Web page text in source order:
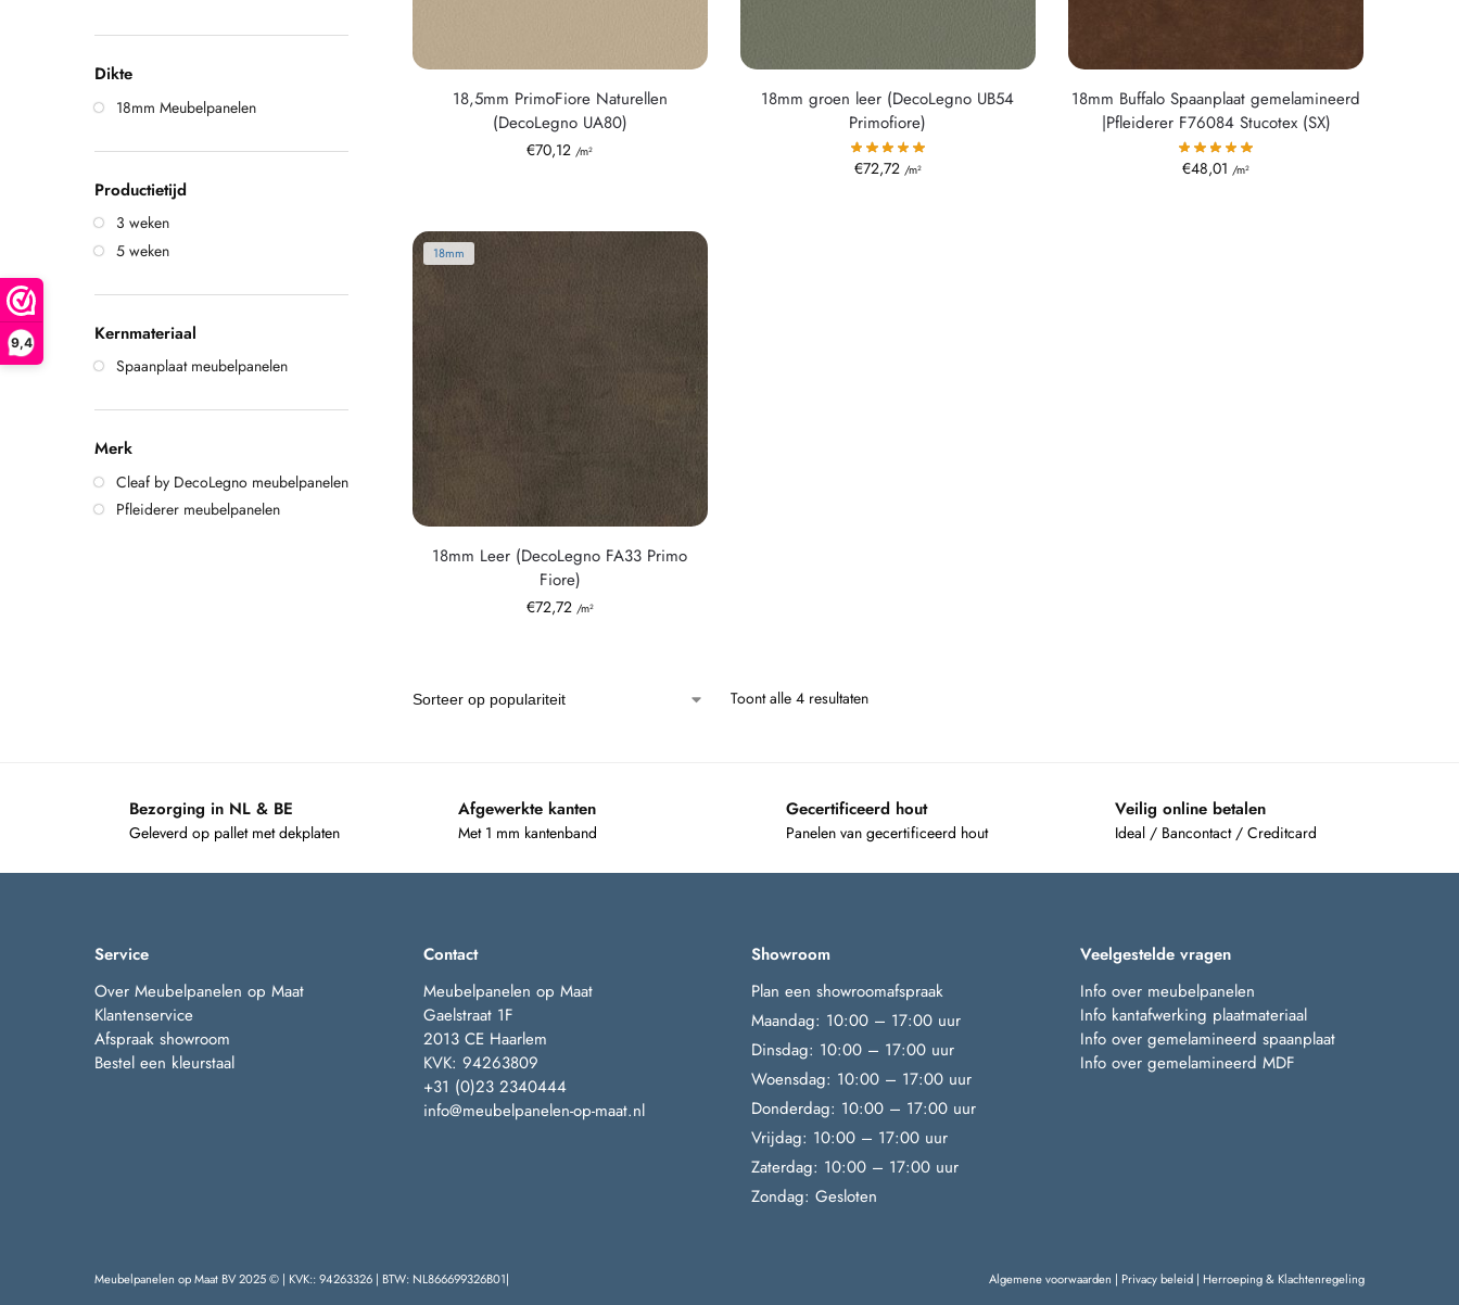
9,4
18,5mm PrimoFiore Naturellen
(DecoLegno UA80)
€70,12 /m²
18mm groen leer (DecoLegno UB54
Primofiore)
€72,72 /m²
18mm Buffalo Spaanplaat gemelamineerd
|Pfleiderer F76084 Stucotex (SX)
€48,01 /m²
18mm
18mm Leer (DecoLegno FA33 Primo
Fiore)
€72,72 /m²
Toont alle 4 resultaten
Dikte
18mm Meubelpanelen
Productietijd
3 weken
5 weken
Kernmateriaal
Spaanplaat meubelpanelen
Merk
Cleaf by DecoLegno meubelpanelen
Pfleiderer meubelpanelen
Bezorging in NL & BE
Geleverd op pallet met dekplaten
Afgewerkte kanten
Met 1 mm kantenband
Gecertificeerd hout
Panelen van gecertificeerd hout
Veilig online betalen
Ideal / Bancontact / Creditcard
Service
Over Meubelpanelen op Maat
Klantenservice
Afspraak showroom
Bestel een kleurstaal
Contact
Meubelpanelen op Maat
Gaelstraat 1F
2013 CE Haarlem
KVK: 94263809
+31 (0)23 2340444
info@meubelpanelen-op-maat.nl
Showroom
Plan een showroomafspraak
Maandag: 10:00 – 17:00 uur
Dinsdag: 10:00 – 17:00 uur
Woensdag: 10:00 – 17:00 uur
Donderdag: 10:00 – 17:00 uur
Vrijdag: 10:00 – 17:00 uur
Zaterdag: 10:00 – 17:00 uur
Zondag: Gesloten
Veelgestelde vragen
Info over meubelpanelen
Info kantafwerking plaatmateriaal
Info over gemelamineerd spaanplaat
Info over gemelamineerd MDF
Meubelpanelen op Maat BV 2025 © | KVK:: 94263326 | BTW: NL866699326B01| Algemene voorwaarden | Privacy beleid | Herroeping & Klachtenregeling